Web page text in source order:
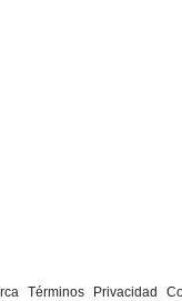
Términos Privacidad